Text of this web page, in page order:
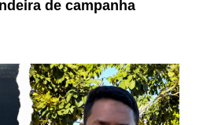
de campanha